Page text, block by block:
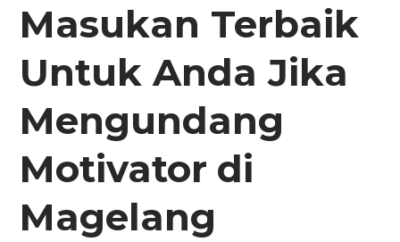
Masukan Terbaik
Untuk Anda Jika
Mengundang
Motivator di
Magelang